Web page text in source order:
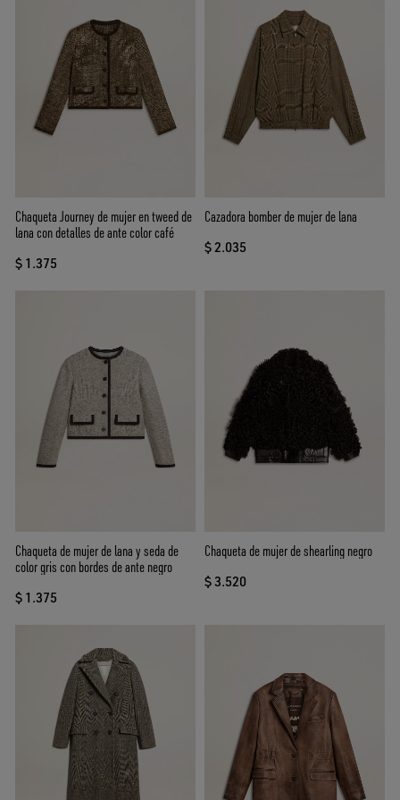
Chaqueta Journey de mujer en tweed de
lana con detalles de ante color café
$ 1.375
Cazadora bomber de mujer de lana
$ 2.035
Chaqueta de mujer de lana y seda de
color gris con bordes de ante negro
$ 1.375
Chaqueta de mujer de shearling negro
$ 3.520